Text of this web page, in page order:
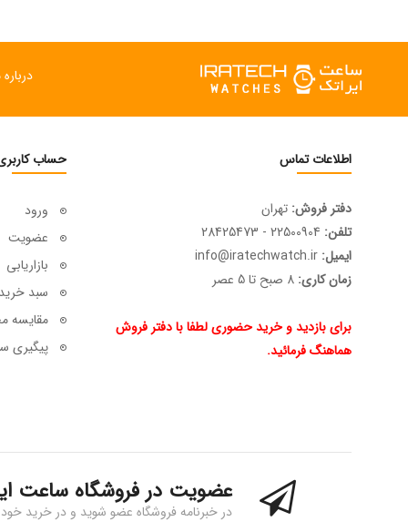
درباره
اطلاعات تماس
دفتر فروش: تهران
تلفن: 22500904 - 28425473
ایمیل: info@iratechwatch.ir
زمان کاری:8 صبح تا 5 عصر
برای بازدید و خرید حضوری لطفا با دفتر فروش
هماهنگ فرمائید.
حساب
ورود
عضویت
بازاریابی
سبد خرید
مقایسه
پیگیری
عضویت در فروشگاه ساعت
در خبرنامه فروشگاه عضو شوید و در خرید خود 15% تخفیف